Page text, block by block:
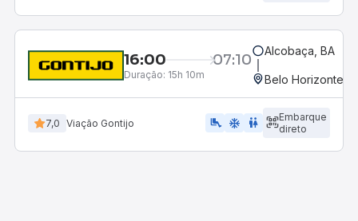
16:00 07:10
Duração: 15h 10m
Alcobaça, BA
Belo Horizonte,
7,0 Viação Gontijo airline_seat_legroom_extra ac_unit wc
Embarque
direto